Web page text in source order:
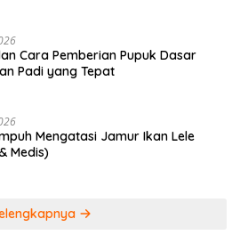
Cara Pemberian Pupuk Dasar
Padi yang Tepat
Mengatasi Jamur Ikan Lele
Medis)